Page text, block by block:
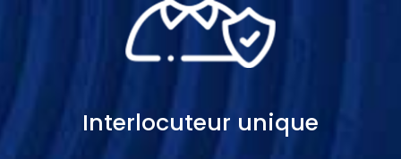
Interlocuteur unique